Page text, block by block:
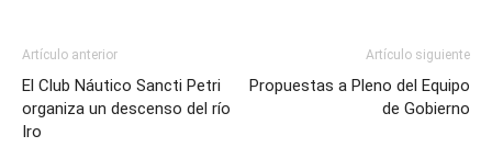
Artículo anterior
El Club Náutico Sancti Petri
organiza un descenso del río
Iro
Artículo siguiente
Propuestas a Pleno del Equipo
de Gobierno